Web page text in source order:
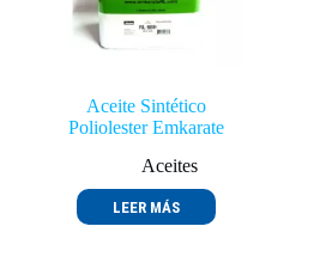
Aceite Sintético
Poliolester Emkarate
Aceites
LEER MÁS